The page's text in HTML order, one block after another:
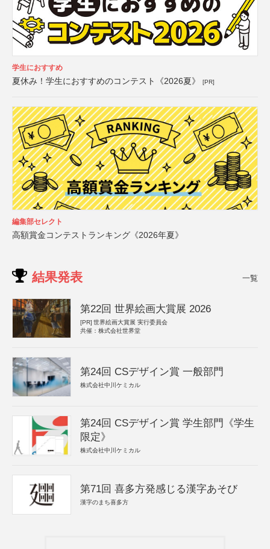
学生におすすめ
夏休み！学生におすすめのコンテスト《2026夏》 [PR]
編集部セレクト
高額賞金コンテストランキング《2026年夏》
結果発表 一覧
第22回 世界絵画大賞展 2026
[PR] 世界絵画大賞展 実行委員会
共催：株式会社世界堂
第24回 CSデザイン賞 一般部門
株式会社中川ケミカル
第24回 CSデザイン賞 学生部門《学生
限定》
株式会社中川ケミカル
第71回 喜多方発感じる漢字あそび
漢字のまち喜多方